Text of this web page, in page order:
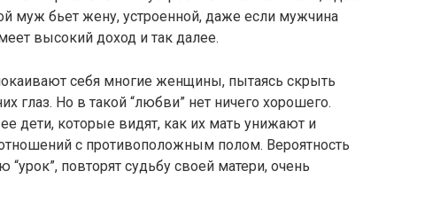
муж бьет жену, устроенной, даже если мужчина
высокий доход и так далее.
себя многие женщины, пытаясь скрыть
глаз. Но в такой “любви” нет ничего хорошего.
дети, которые видят, как их мать унижают и
с противоположным полом. Вероятность
“урок”, повторят судьбу своей матери, очень